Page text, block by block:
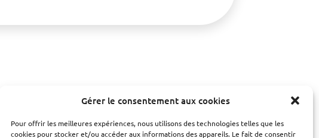
Gérer le consentement aux cookies
Pour offrir les meilleures expériences, nous utilisons des technologies telles que les
cookies pour stocker et/ou accéder aux informations des appareils. Le fait de consentir